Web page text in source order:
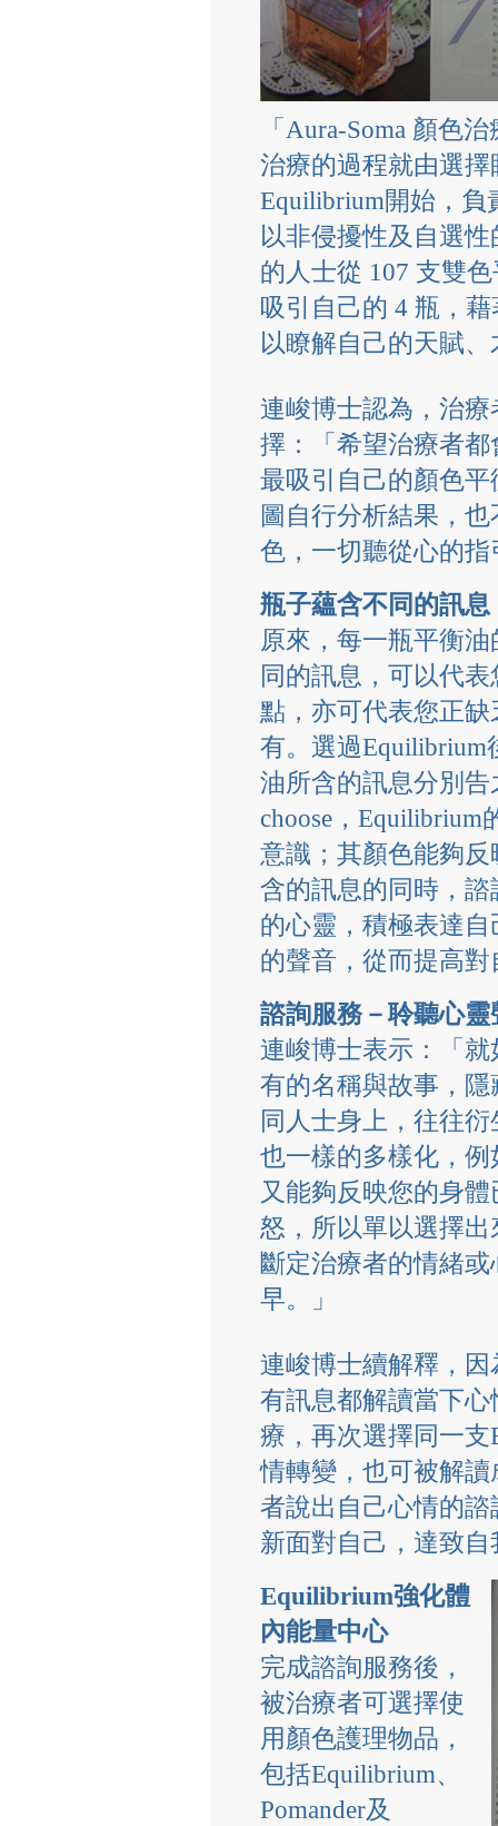
「Aura-Soma 顏色
治療的過程就由選
Equilibrium開始，
以非侵擾性及自選
的人士從 107 支雙
吸引自己的 4 瓶，
以瞭解自己的天賦
連峻博士認為，治
擇：「希望治療者
最吸引自己的顏色
圖自行分析結果，
色，一切聽從心的
瓶子蘊含不同的訊息
原來，每一瓶平衡
同的訊息，可以代
點，亦可代表您正
有。選過
油所含的訊息分別告
choose，
意識；其顏色能夠
含的訊息的同時，
的心靈，積極表達
的聲音，從而提高
諮詢服務－聆聽心靈
連峻博士表示：「
有的名稱與故事，
同人士身上，往往
也一樣的多樣化，
又能夠反映您的身
怒，所以單以選擇
斷定治療者的情緒
早。」
連峻博士續解釋，
有訊息都解讀當下
療，再次選擇同一
情轉變，也可被解
者說出自己心情的
新面對自己，達致
Equilibrium強化體
內能量中心
完成諮詢服務後，
被治療者可選擇使
用顏色護理物品，
包括Equilibrium、
Pomander及